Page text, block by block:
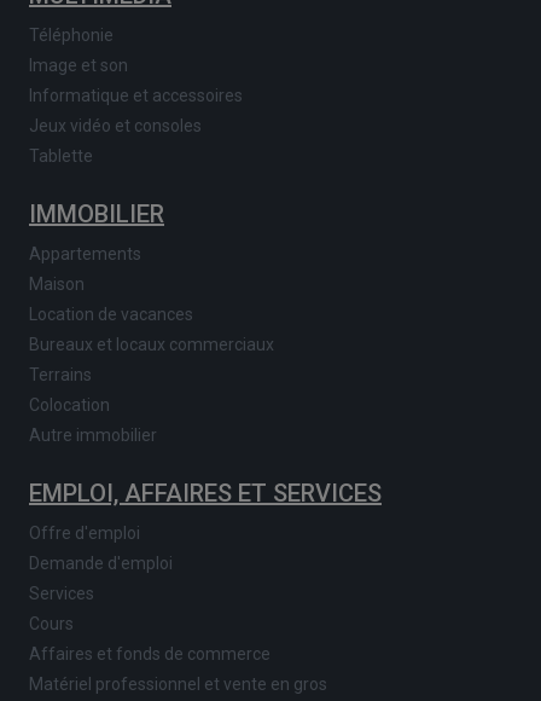
Téléphonie
Image et son
Informatique et accessoires
Jeux vidéo et consoles
Tablette
IMMOBILIER
Appartements
Maison
Location de vacances
Bureaux et locaux commerciaux
Terrains
Colocation
Autre immobilier
EMPLOI, AFFAIRES ET SERVICES
Offre d'emploi
Demande d'emploi
Services
Cours
Affaires et fonds de commerce
Matériel professionnel et vente en gros